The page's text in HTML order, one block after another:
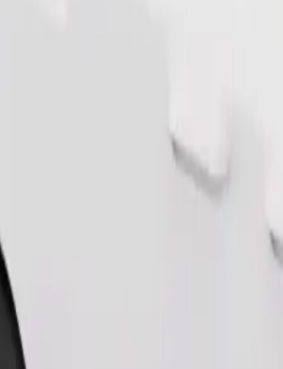
seguro para niños de 2 a 6 años (en torno a